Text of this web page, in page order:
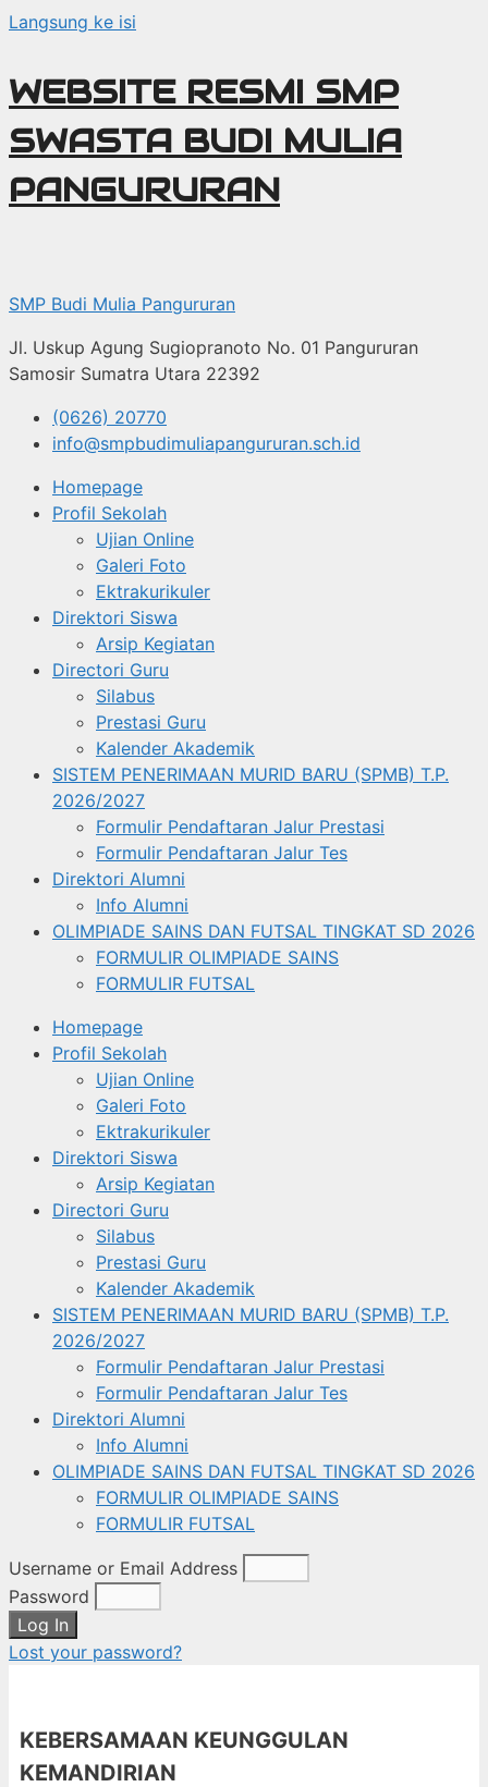
Langsung ke isi
WEBSITE RESMI SMP
SWASTA BUDI MULIA
PANGURURAN
SMP Budi Mulia Pangururan
Jl. Uskup Agung Sugiopranoto No. 01 Pangururan
Samosir Sumatra Utara 22392
(0626) 20770
info@smpbudimuliapangururan.sch.id
Homepage
Profil Sekolah
Ujian Online
Galeri Foto
Ektrakurikuler
Direktori Siswa
Arsip Kegiatan
Directori Guru
Silabus
Prestasi Guru
Kalender Akademik
SISTEM PENERIMAAN MURID BARU (SPMB) T.P.
2026/2027
Formulir Pendaftaran Jalur Prestasi
Formulir Pendaftaran Jalur Tes
Direktori Alumni
Info Alumni
OLIMPIADE SAINS DAN FUTSAL TINGKAT SD 2026
FORMULIR OLIMPIADE SAINS
FORMULIR FUTSAL
Homepage
Profil Sekolah
Ujian Online
Galeri Foto
Ektrakurikuler
Direktori Siswa
Arsip Kegiatan
Directori Guru
Silabus
Prestasi Guru
Kalender Akademik
SISTEM PENERIMAAN MURID BARU (SPMB) T.P.
2026/2027
Formulir Pendaftaran Jalur Prestasi
Formulir Pendaftaran Jalur Tes
Direktori Alumni
Info Alumni
OLIMPIADE SAINS DAN FUTSAL TINGKAT SD 2026
FORMULIR OLIMPIADE SAINS
FORMULIR FUTSAL
Username or Email Address
Password
Log In
Lost your password?
KEBERSAMAAN KEUNGGULAN
KEMANDIRIAN